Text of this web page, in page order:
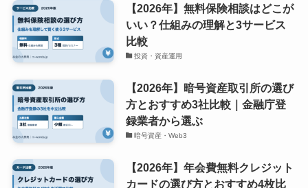
【2026年】無料保険相談はどこが
いい？仕組みの理解と3サービス
比較
投資・資産運用
【2026年】暗号資産取引所の選び
方とおすすめ3社比較｜金融庁登
録業者から選ぶ
暗号資産・Web3
【2026年】年会費無料クレジット
カードの選び方とおすすめ4枚比